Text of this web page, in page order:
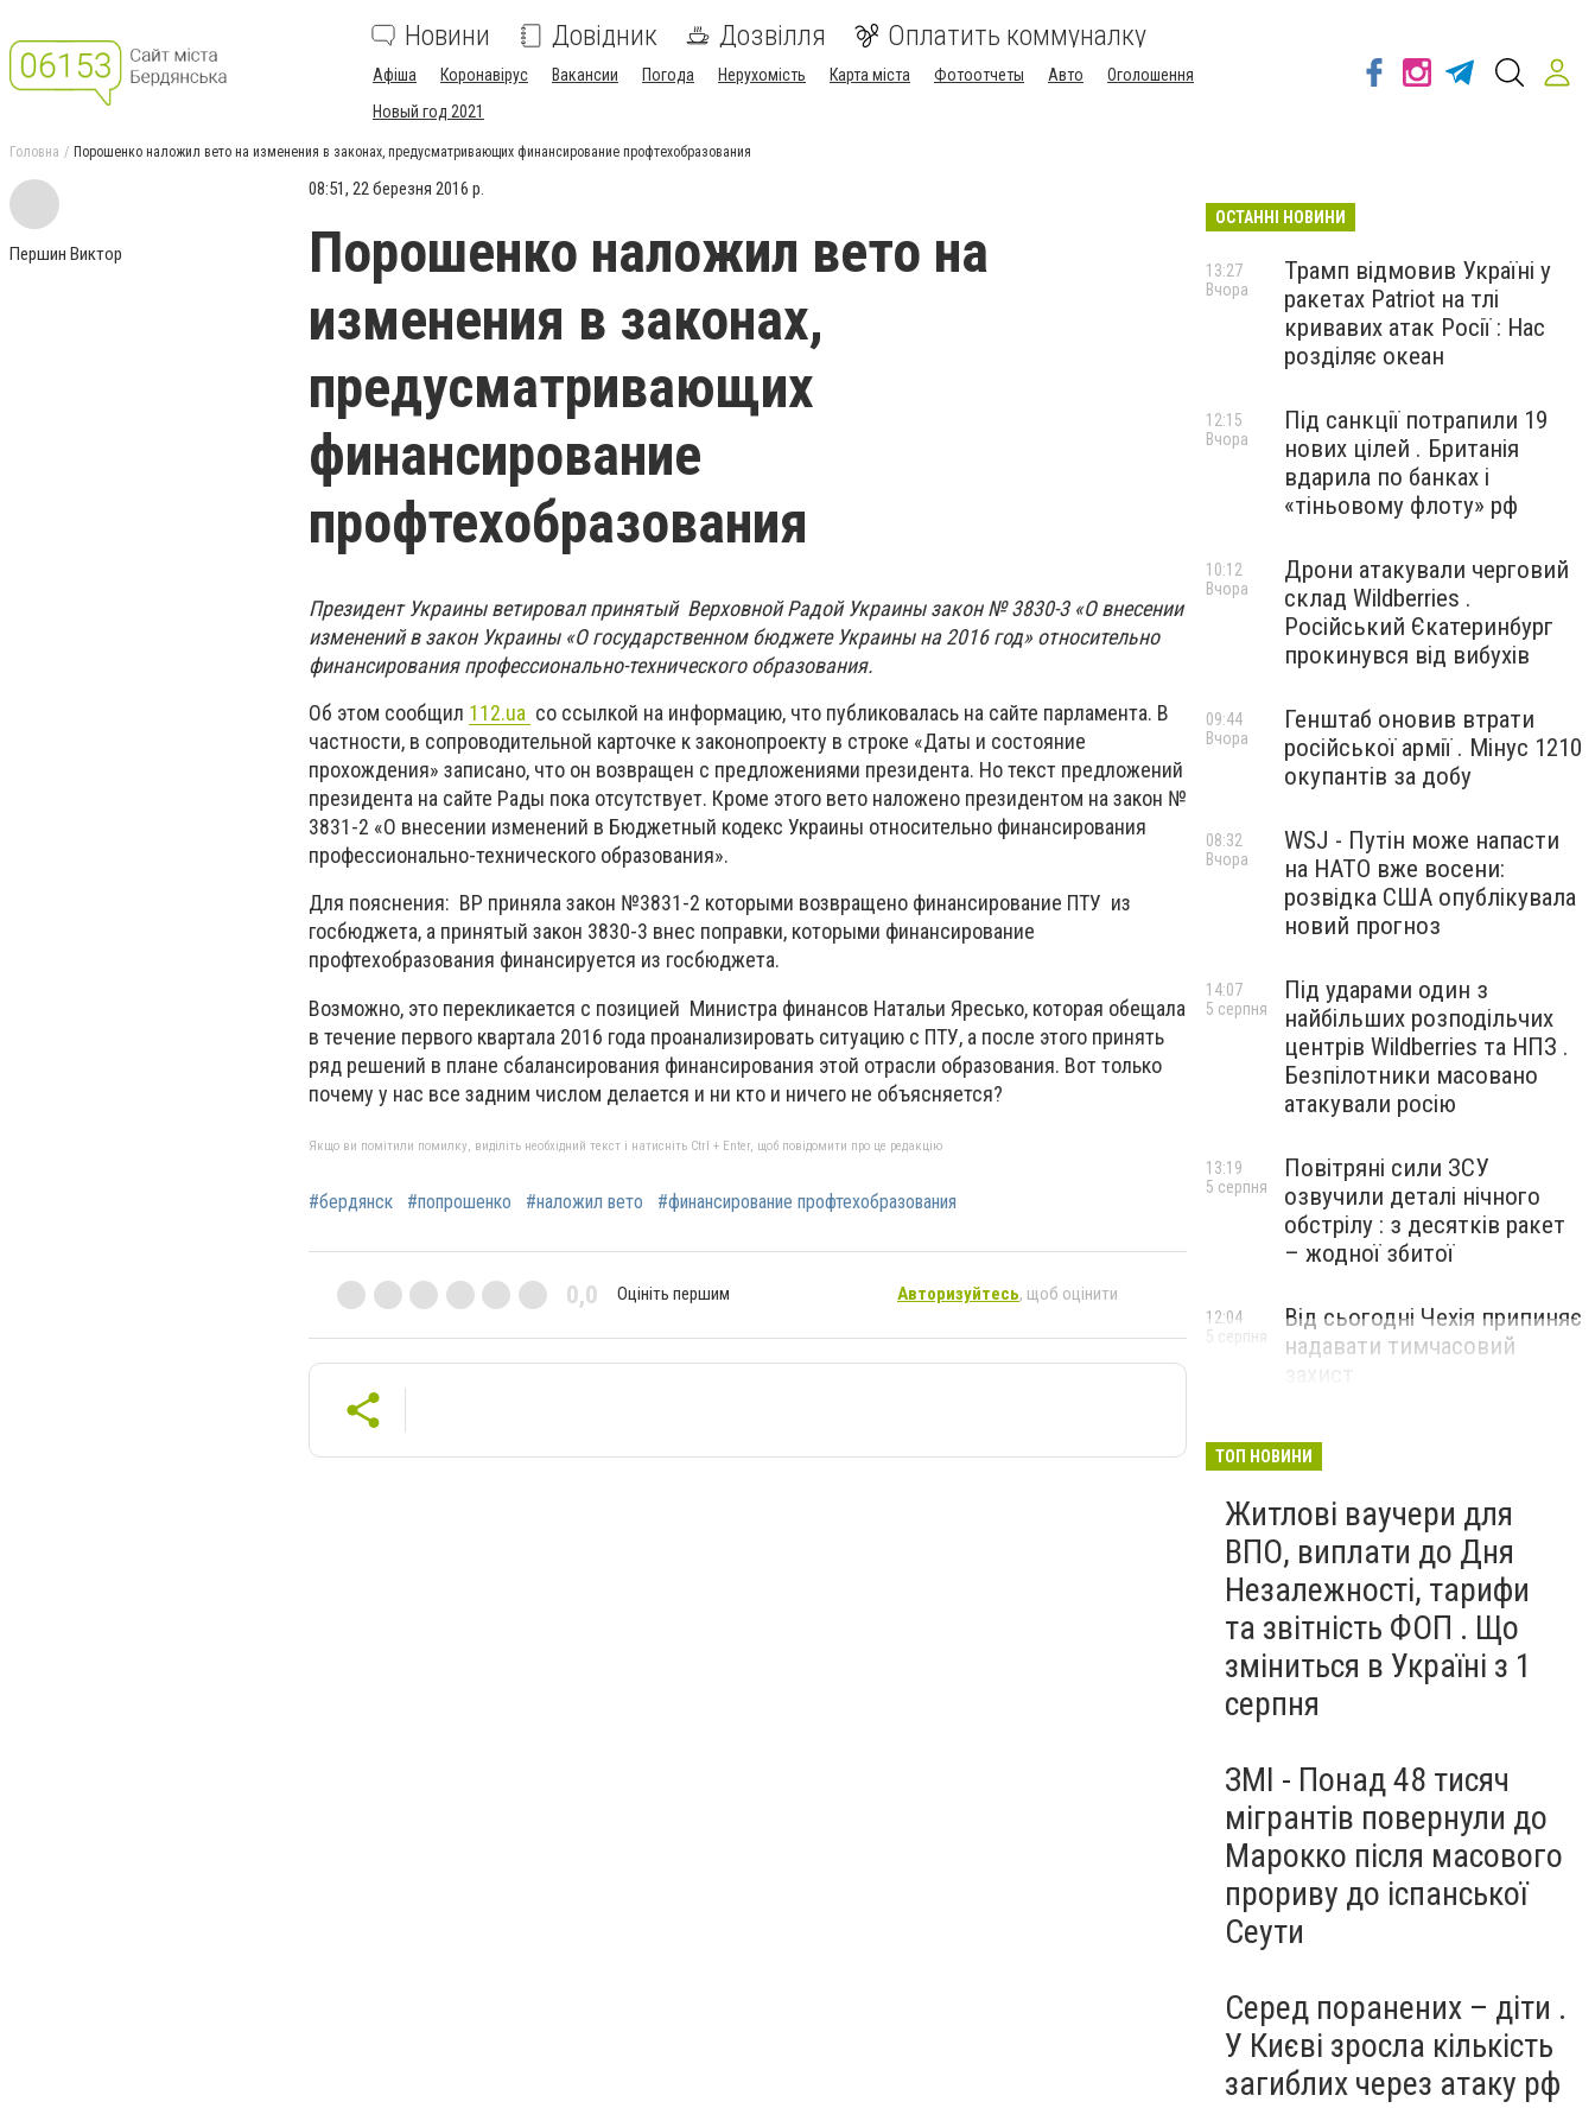
Новини Довідник Дозвілля Оплатить коммуналку
Афіша Коронавірус Вакансии Погода Нерухомість Карта міста Фотоотчеты Авто
Оголошення
Новый год 2021
Головна Порошенко наложил вето на изменения в законах, предусматривающих финансирование профтехобразования
Першин Виктор
08:51, 22 березня 2016 р.
Порошенко наложил вето на
изменения в законах,
предусматривающих
финансирование
профтехобразования
Президент Украины ветировал принятый Верховной Радой Украины закон № 3830-3 «О внесении
изменений в закон Украины «О государственном бюджете Украины на 2016 год» относительно
финансирования профессионально-технического образования.
Об этом сообщил 112.ua со ссылкой на информацию, что публиковалась на сайте парламента. В
частности, в сопроводительной карточке к законопроекту в строке «Даты и состояние
прохождения» записано, что он возвращен с предложениями президента. Но текст предложений
президента на сайте Рады пока отсутствует. Кроме этого вето наложено президентом на закон №
3831-2 «О внесении изменений в Бюджетный кодекс Украины относительно финансирования
профессионально-технического образования».
Для пояснения: ВР приняла закон №3831-2 которыми возвращено финансирование ПТУ из
госбюджета, а принятый закон 3830-3 внес поправки, которыми финансирование
профтехобразования финансируется из госбюджета.
Возможно, это перекликается с позицией Министра финансов Натальи Яресько, которая обещала
в течение первого квартала 2016 года проанализировать ситуацию с ПТУ, а после этого принять
ряд решений в плане сбалансирования финансирования этой отрасли образования. Вот только
почему у нас все задним числом делается и ни кто и ничего не объясняется?
Якщо ви помітили помилку, виділіть необхідний текст і натисніть Ctrl + Enter, щоб повідомити про це редакцію
#бердянск #попрошенко #наложил вето #финансирование профтехобразования
0,0 Оцініть першим Авторизуйтесь, щоб оцінити
ОСТАННІ НОВИНИ
Трамп відмовив Україні у
ракетах Patriot на тлі
кривавих атак Росії : Нас
розділяє океан
13:27
Вчора
Під санкції потрапили 19
нових цілей . Британія
вдарила по банках і
«тіньовому флоту» рф
12:15
Вчора
Дрони атакували черговий
склад Wildberries .
Російський Єкатеринбург
прокинувся від вибухів
10:12
Вчора
Генштаб оновив втрати
російської армії . Мінус 1210
окупантів за добу
09:44
Вчора
WSJ - Путін може напасти
на НАТО вже восени:
розвідка США опублікувала
новий прогноз
08:32
Вчора
Під ударами один з
найбільших розподільчих
центрів Wildberries та НПЗ .
Безпілотники масовано
атакували росію
14:07
5 серпня
Повітряні сили ЗСУ
озвучили деталі нічного
обстрілу : з десятків ракет
– жодної збитої
13:19
5 серпня
Від сьогодні Чехія припиняє
надавати тимчасовий
12:04
5 серпня
ТОП НОВИНИ
Житлові ваучери для
ВПО, виплати до Дня
Незалежності, тарифи
та звітність ФОП . Що
зміниться в Україні з 1
серпня
ЗМІ - Понад 48 тисяч
мігрантів повернули до
Марокко після масового
прориву до іспанської
Сеути
Серед поранених – діти .
У Києві зросла кількість
загиблих через атаку рф